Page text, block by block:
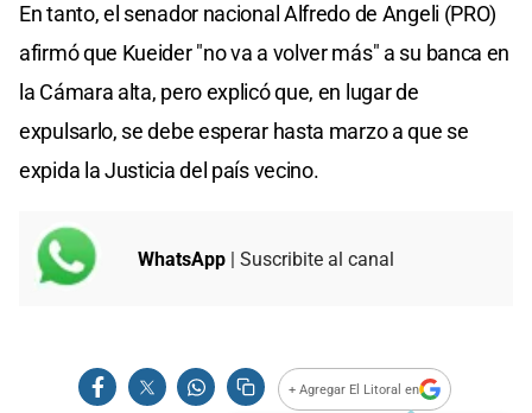
En tanto, el senador nacional Alfredo de Angeli (PRO)
afirmó que Kueider "no va a volver más" a su banca en
la Cámara alta, pero explicó que, en lugar de
expulsarlo, se debe esperar hasta marzo a que se
expida la Justicia del país vecino.
WhatsApp | Suscribite al canal
+ Agregar El Litoral en